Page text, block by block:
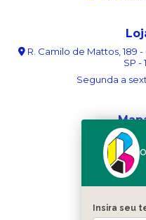
R. Camilo de Mattos, 189
SP -
Segunda a
Insira seu